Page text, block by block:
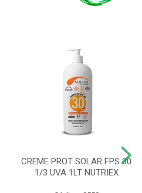
CREME PROT SOLAR FPS 30
1/3 UVA 1LT NUTRIEX